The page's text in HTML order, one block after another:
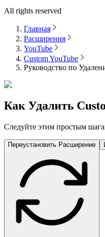
All rights reserved
Главная
Расширения
YouTube
Custom YouTube
Руководство по
Как Удалить
Следуйте этим простым
Переустановить Расширение